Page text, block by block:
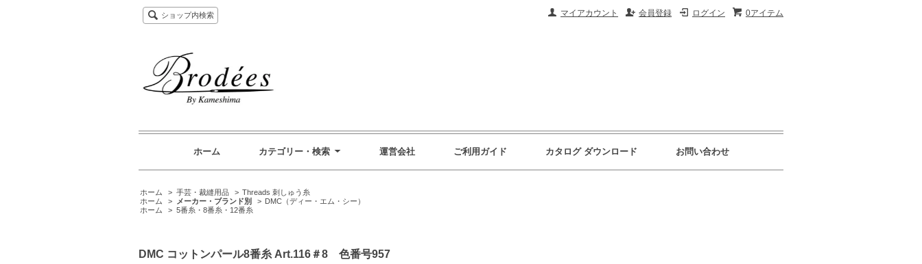
0アイテム
ログイン
会員登録
マイアカウント
ショップ内検索
ホーム カテゴリー・検索 運営会社 ご利用ガイド カタログ ダウンロード お問い合わせ
ホーム > 手芸・裁縫用品 > Threads 刺しゅう糸
ホーム
> メーカー・ブランド別 > DMC（ディー・エム・シー）
ホーム
> 5番糸・8番糸・12番糸
DMC コットンパール8番糸 Art.116＃8 色番号957